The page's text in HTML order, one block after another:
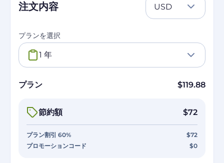
注文内容 USD
プランを選択
1 年
プラン $119.88
節約額 $72
プラン割引 60%
$72
プロモーションコード
$0